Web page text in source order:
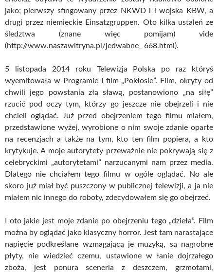
jako; pierwszy sfingowany przez NKWD i i wojska KBW, a
drugi przez niemieckie Einsatzgruppen. Oto kilka ustaleń ze
śledztwa (znane więc pomijam) vide
(http://www.naszawitryna.pl/jedwabne_ 668.html).
5 listopada 2014 roku Telewizja Polska po raz któryś
wyemitowała w Programie I film „Pokłosie”. Film, okryty od
chwili jego powstania złą sławą, postanowiono „na siłę”
rzucić pod oczy tym, którzy go jeszcze nie obejrzeli i nie
chcieli oglądać. Już przed obejrzeniem tego filmu miałem,
przedstawione wyżej, wyrobione o nim swoje zdanie oparte
na recenzjach a także na tym, kto ten film popiera, a kto
krytykuje. A moje autorytety przeważnie nie pokrywają się z
celebryckimi „autorytetami” narzucanymi nam przez media.
Dlatego nie chciałem tego filmu w ogóle oglądać. No ale
skoro już miał być puszczony w publicznej telewizji, a ja nie
miałem nic innego do roboty, zdecydowałem się go obejrzeć.
I oto jakie jest moje zdanie po obejrzeniu tego „dzieła”. Film
można by oglądać jako klasyczny horror. Jest tam narastające
napięcie podkreślane wzmagającą je muzyką, są nagrobne
płyty, nie wiedzieć czemu, ustawione w łanie dojrzałego
zboża, jest ponura sceneria z deszczem, grzmotami,